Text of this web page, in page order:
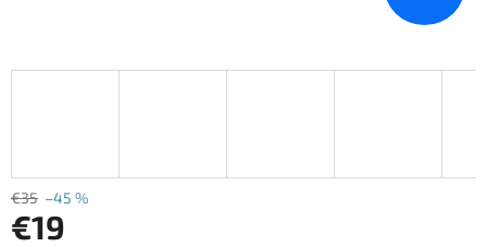
€35 –45 %
€19